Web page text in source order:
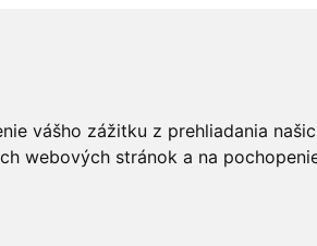
vášho zážitku z prehliadania
webových stránok a na